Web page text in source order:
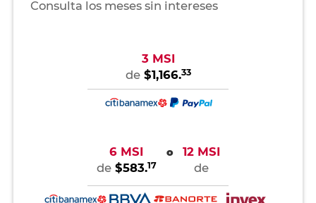
Consulta los meses sin intereses
3 MSI
de $1,166.33
6 MSI
de $583.17
o
12 MSI
de